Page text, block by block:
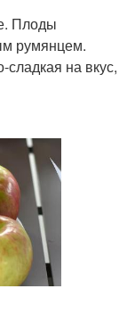
Плоды
румянцем.
сладкая на вкус,